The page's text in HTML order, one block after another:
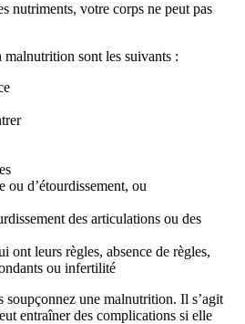
nutriments, votre corps ne peut pas
malnutrition sont les suivants :
ou d’étourdissement, ou
des articulations ou des
ont leurs règles, absence de règles,
ou infertilité
soupçonnez une malnutrition. Il s’agit
entraîner des complications si elle